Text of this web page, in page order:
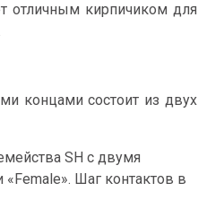
отличным кирпичиком для
концами состоит из двух
SH c двумя
Шаг контактов в